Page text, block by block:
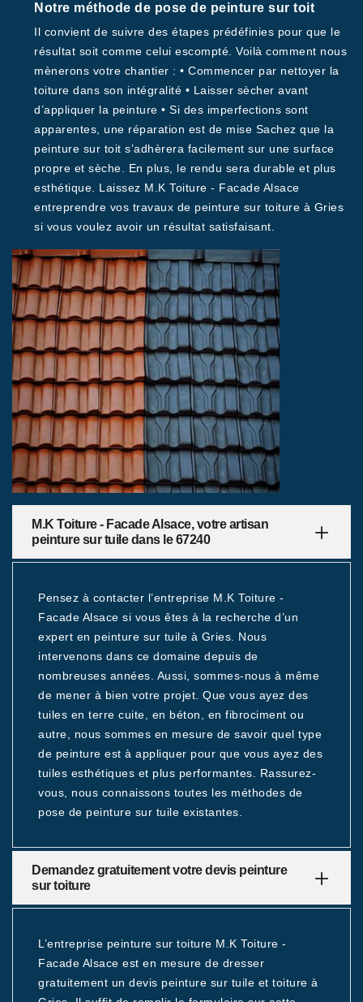
Notre méthode de pose de peinture sur toit
Il convient de suivre des étapes prédéfinies pour que le
résultat soit comme celui escompté. Voilà comment nous
mènerons votre chantier : • Commencer par nettoyer la
toiture dans son intégralité • Laisser sècher avant
d’appliquer la peinture • Si des imperfections sont
apparentes, une réparation est de mise Sachez que la
peinture sur toit s’adhèrera facilement sur une surface
propre et sèche. En plus, le rendu sera durable et plus
esthétique. Laissez M.K Toiture - Facade Alsace
entreprendre vos travaux de peinture sur toiture à Gries
si vous voulez avoir un résultat satisfaisant.
M.K Toiture - Facade Alsace, votre artisan
peinture sur tuile dans le 67240
Pensez à contacter l’entreprise M.K Toiture -
Facade Alsace si vous êtes à la recherche d’un
expert en peinture sur tuile à Gries. Nous
intervenons dans ce domaine depuis de
nombreuses années. Aussi, sommes-nous à même
de mener à bien votre projet. Que vous ayez des
tuiles en terre cuite, en béton, en fibrociment ou
autre, nous sommes en mesure de savoir quel type
de peinture est à appliquer pour que vous ayez des
tuiles esthétiques et plus performantes. Rassurez-
vous, nous connaissons toutes les méthodes de
pose de peinture sur tuile existantes.
Demandez gratuitement votre devis peinture
sur toiture
L’entreprise peinture sur toiture M.K Toiture -
Facade Alsace est en mesure de dresser
gratuitement un devis peinture sur tuile et toiture à